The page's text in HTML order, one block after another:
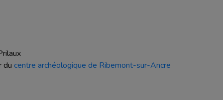
du centre archéologique de Ribemont-sur-Ancre